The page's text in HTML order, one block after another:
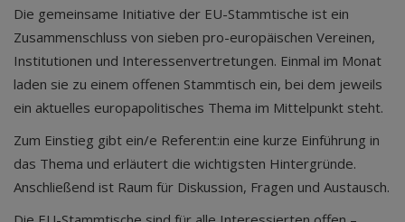
Die gemeinsame Initiative der EU-Stammtische ist ein
Zusammenschluss von sieben pro-europäischen Vereinen,
Institutionen und Interessenvertretungen. Einmal im Monat
laden sie zu einem offenen Stammtisch ein, bei dem jeweils
ein aktuelles europapolitisches Thema im Mittelpunkt steht.
Zum Einstieg gibt ein/e Referent:in eine kurze Einführung in
das Thema und erläutert die wichtigsten Hintergründe.
Anschließend ist Raum für Diskussion, Fragen und Austausch.